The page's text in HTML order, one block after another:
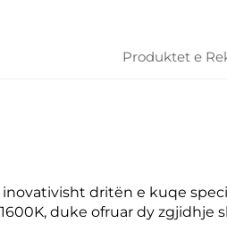
Produktet e
dritën e kuqe
duke ofruar dy zgjidhje